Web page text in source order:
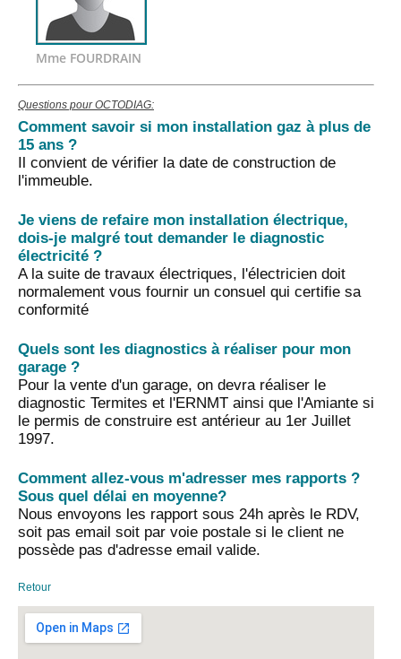
Mme FOURDRAIN
Questions pour OCTODIAG:
Comment savoir si mon installation gaz à plus de
15 ans ?
Il convient de vérifier la date de construction de
l'immeuble.
Je viens de refaire mon installation électrique,
dois-je malgré tout demander le diagnostic
électricité ?
A la suite de travaux électriques, l'électricien doit
normalement vous fournir un consuel qui certifie sa
conformité
Quels sont les diagnostics à réaliser pour mon
garage ?
Pour la vente d'un garage, on devra réaliser le
diagnostic Termites et l'ERNMT ainsi que l'Amiante si
le permis de construire est antérieur au 1er Juillet
1997.
Comment allez-vous m'adresser mes rapports ?
Sous quel délai en moyenne?
Nous envoyons les rapport sous 24h après le RDV,
soit pas email soit par voie postale si le client ne
possède pas d'adresse email valide.
Retour